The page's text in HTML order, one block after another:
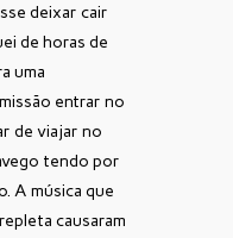
deixar cair
de horas de
uma
entrar no
de viajar no
tendo por
A música que
causaram